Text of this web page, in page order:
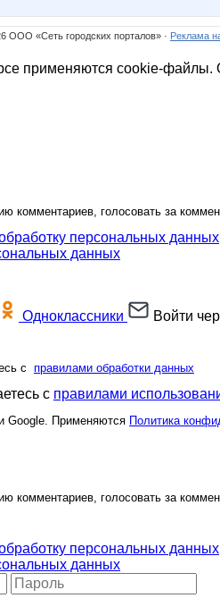
ООО «Сеть городских порталов» · Реклама
применяются cookie-файлы.
комментариев, голосовать за
персональных данных
данных
Одноклассники Войти
с правилами обработки данных
с правилами
Google. Применяются Политика
комментариев, голосовать за
персональных данных
данных